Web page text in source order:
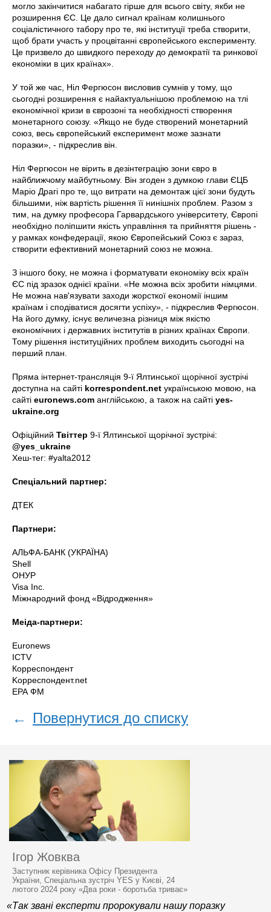
могло закінчитися набагато гірше для всього світу, якби не
розширення ЄС. Це дало сигнал країнам колишнього
соціалістичного табору про те, які інституції треба створити,
щоб брати участь у процвітанні європейського експерименту.
Це призвело до швидкого переходу до демократії та ринкової
економіки в цих країнах».
У той же час, Ніл Фергюсон висловив сумнів у тому, що
сьогодні розширення є найактуальнішою проблемою на тлі
економічної кризи в єврозоні та необхідності створення
монетарного союзу. «Якщо не буде створений монетарний
союз, весь європейський експеримент може зазнати
поразки», - підкреслив він.
Ніл Фергюсон не вірить в дезінтеграцію зони євро в
найближчому майбутньому. Він згоден з думкою глави ЄЦБ
Маріо Драгі про те, що витрати на демонтаж цієї зони будуть
більшими, ніж вартість рішення її нинішніх проблем. Разом з
тим, на думку професора Гарвардського університету, Європі
необхідно поліпшити якість управління та прийняття рішень -
у рамках конфедерації, якою Європейський Союз є зараз,
створити ефективний монетарний союз не можна.
З іншого боку, не можна і форматувати економіку всіх країн
ЄС під зразок однієї країни. «Не можна всіх зробити німцями.
Не можна нав'язувати заходи жорсткої економії іншим
країнам і сподіватися досягти успіху», - підкреслив Фергюсон.
На його думку, існує величезна різниця між якістю
економічних і державних інститутів в різних країнах Європи.
Тому рішення інституційних проблем виходить сьогодні на
перший план.
Пряма інтернет-трансляція 9-ї Ялтинської щорічної зустрічі
доступна на сайті korrespondent.net українською мовою, на
сайті euronews.com англійською, а також на сайті yes-
ukraine.org
Офіційний Твіттер 9-ї Ялтинської щорічної зустрічі:
@yes_ukraine
Хеш-тег: #yalta2012
Спеціальний партнер:
ДТЕК
Партнери:
АЛЬФА-БАНК (УКРАЇНА)
Shell
ОНУР
Visa Inc.
Міжнародний фонд «Відродження»
Меіда-партнери:
Euronews
ICTV
Корреспондент
Kорреспондент.net
ЕРА ФМ
← Повернутися до списку
Ігор Жовква
Заступник керівника Офісу Президента
України, Спеціальна зустріч YES у Києві, 24
лютого 2024 року «Два роки - боротьба триває»
«Так звані експерти пророкували нашу поразку